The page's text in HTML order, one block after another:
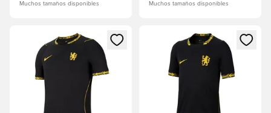
Muchos tamaños disponibles Muchos tamaños disponibles
Abre un modal para iniciar sesión o registrarse como
Abre un modal para iniciar